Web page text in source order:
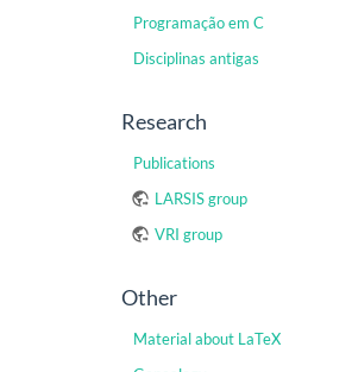
Programação em C
Disciplinas antigas
Research
Publications
LARSIS group
VRI group
Other
Material about LaTeX